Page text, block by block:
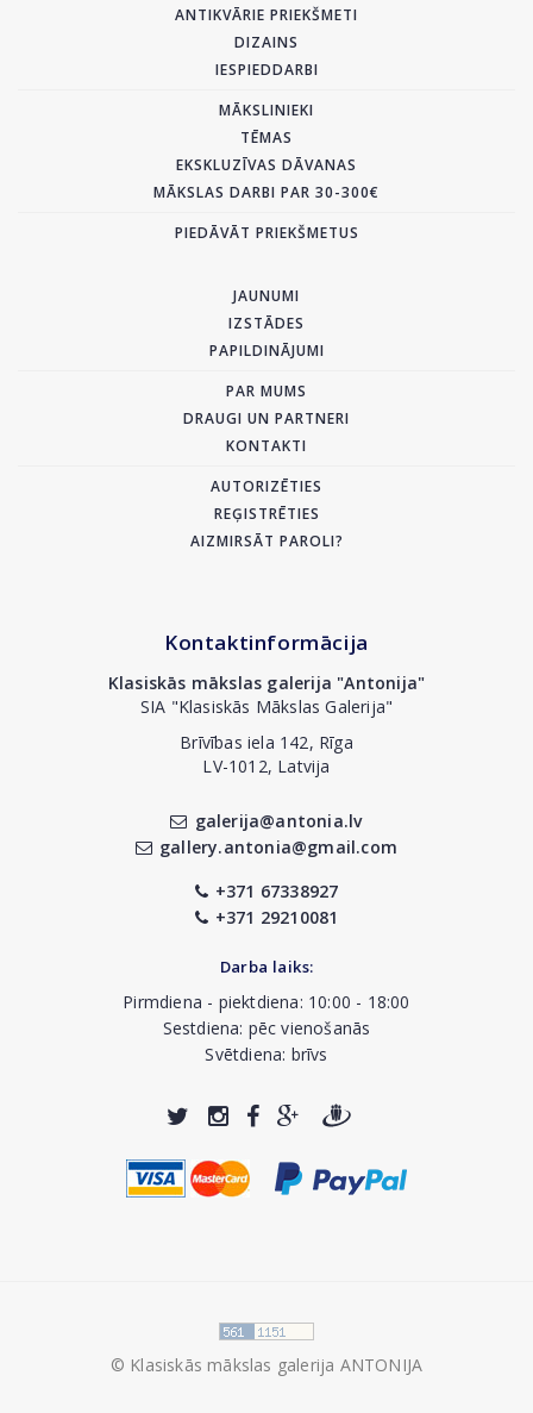
ANTIKVĀRIE PRIEKŠMETI
DIZAINS
IESPIEDDARBI
MĀKSLINIEKI
TĒMAS
EKSKLUZĪVAS DĀVANAS
MĀKSLAS DARBI PAR 30-300€
PIEDĀVĀT PRIEKŠMETUS
JAUNUMI
IZSTĀDES
PAPILDINĀJUMI
PAR MUMS
DRAUGI UN PARTNERI
KONTAKTI
AUTORIZĒTIES
REĢISTRĒTIES
AIZMIRSĀT PAROLI?
Kontaktinformācija
Klasiskās mākslas galerija "Antonija"
SIA "Klasiskās Mākslas Galerija"
Brīvības iela 142, Rīga
LV-1012, Latvija
galerija@antonia.lv
gallery.antonia@gmail.com
+371 67338927
+371 29210081
Darba laiks:
Pirmdiena - piektdiena: 10:00 - 18:00
Sestdiena: pēc vienošanās
Svētdiena: brīvs
© Klasiskās mākslas galerija ANTONIJA